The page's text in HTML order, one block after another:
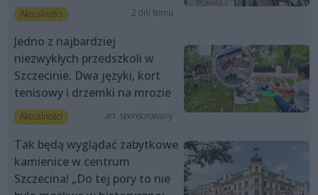
Aktualności 2 dni temu
Jedno z najbardziej
niezwykłych przedszkoli w
Szczecinie. Dwa języki, kort
tenisowy i drzemki na mrozie
Aktualności art. sponsorowany
Tak będą wyglądać zabytkowe
kamienice w centrum
Szczecina! „Do tej pory to nie